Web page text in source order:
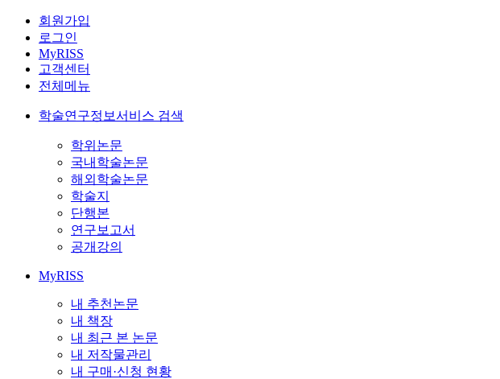
회원가입
로그인
MyRISS
고객센터
전체메뉴
학술연구정보서비스 검색
학위논문
국내학술논문
해외학술논문
학술지
단행본
연구보고서
공개강의
MyRISS
내 추천논문
내 책장
내 최근 본 논문
내 저작물관리
내 구매·신청 현황